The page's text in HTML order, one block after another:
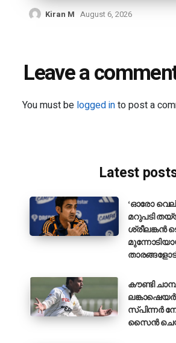
Kiran M August 6, 2026
Leave a
You must be logged into post a
Latest
‘ഓരോ
മറുപടി
ശ്രീലങ്കൻ
താരങ്ങളോട്
കൗണ്ടി
സ്പിന്നർ
സൈൻ